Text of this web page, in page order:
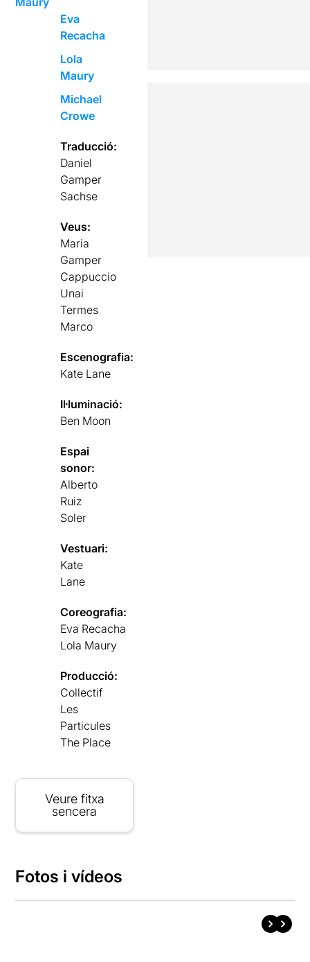
Eva
Recacha
Lola
Maury
Michael
Crowe
Traducció:
Daniel
Gamper
Sachse
Veus:
Maria
Gamper
Cappuccio
Unai
Termes
Marco
Escenografia:
Kate Lane
Il·luminació:
Ben Moon
Espai
sonor:
Alberto
Ruiz
Soler
Vestuari:
Kate
Lane
Coreografia:
Eva Recacha
Lola Maury
Producció:
Collectif
Les
Particules
The Place
Veure fitxa
sencera
Fotos i vídeos